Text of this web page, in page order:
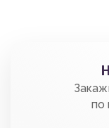
по